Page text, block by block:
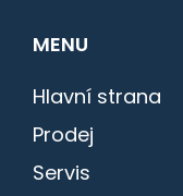
MENU
Hlavní strana
Prodej
Servis